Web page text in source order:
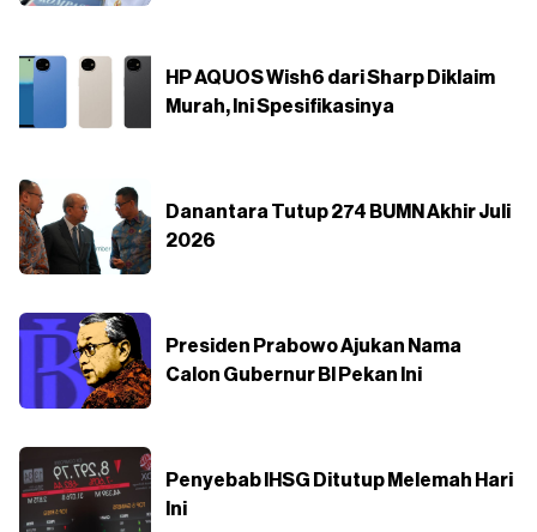
HP AQUOS Wish6 dari Sharp Diklaim
Murah, Ini Spesifikasinya
Danantara Tutup 274 BUMN Akhir Juli
2026
Presiden Prabowo Ajukan Nama
Calon Gubernur BI Pekan Ini
Penyebab IHSG Ditutup Melemah Hari
Ini